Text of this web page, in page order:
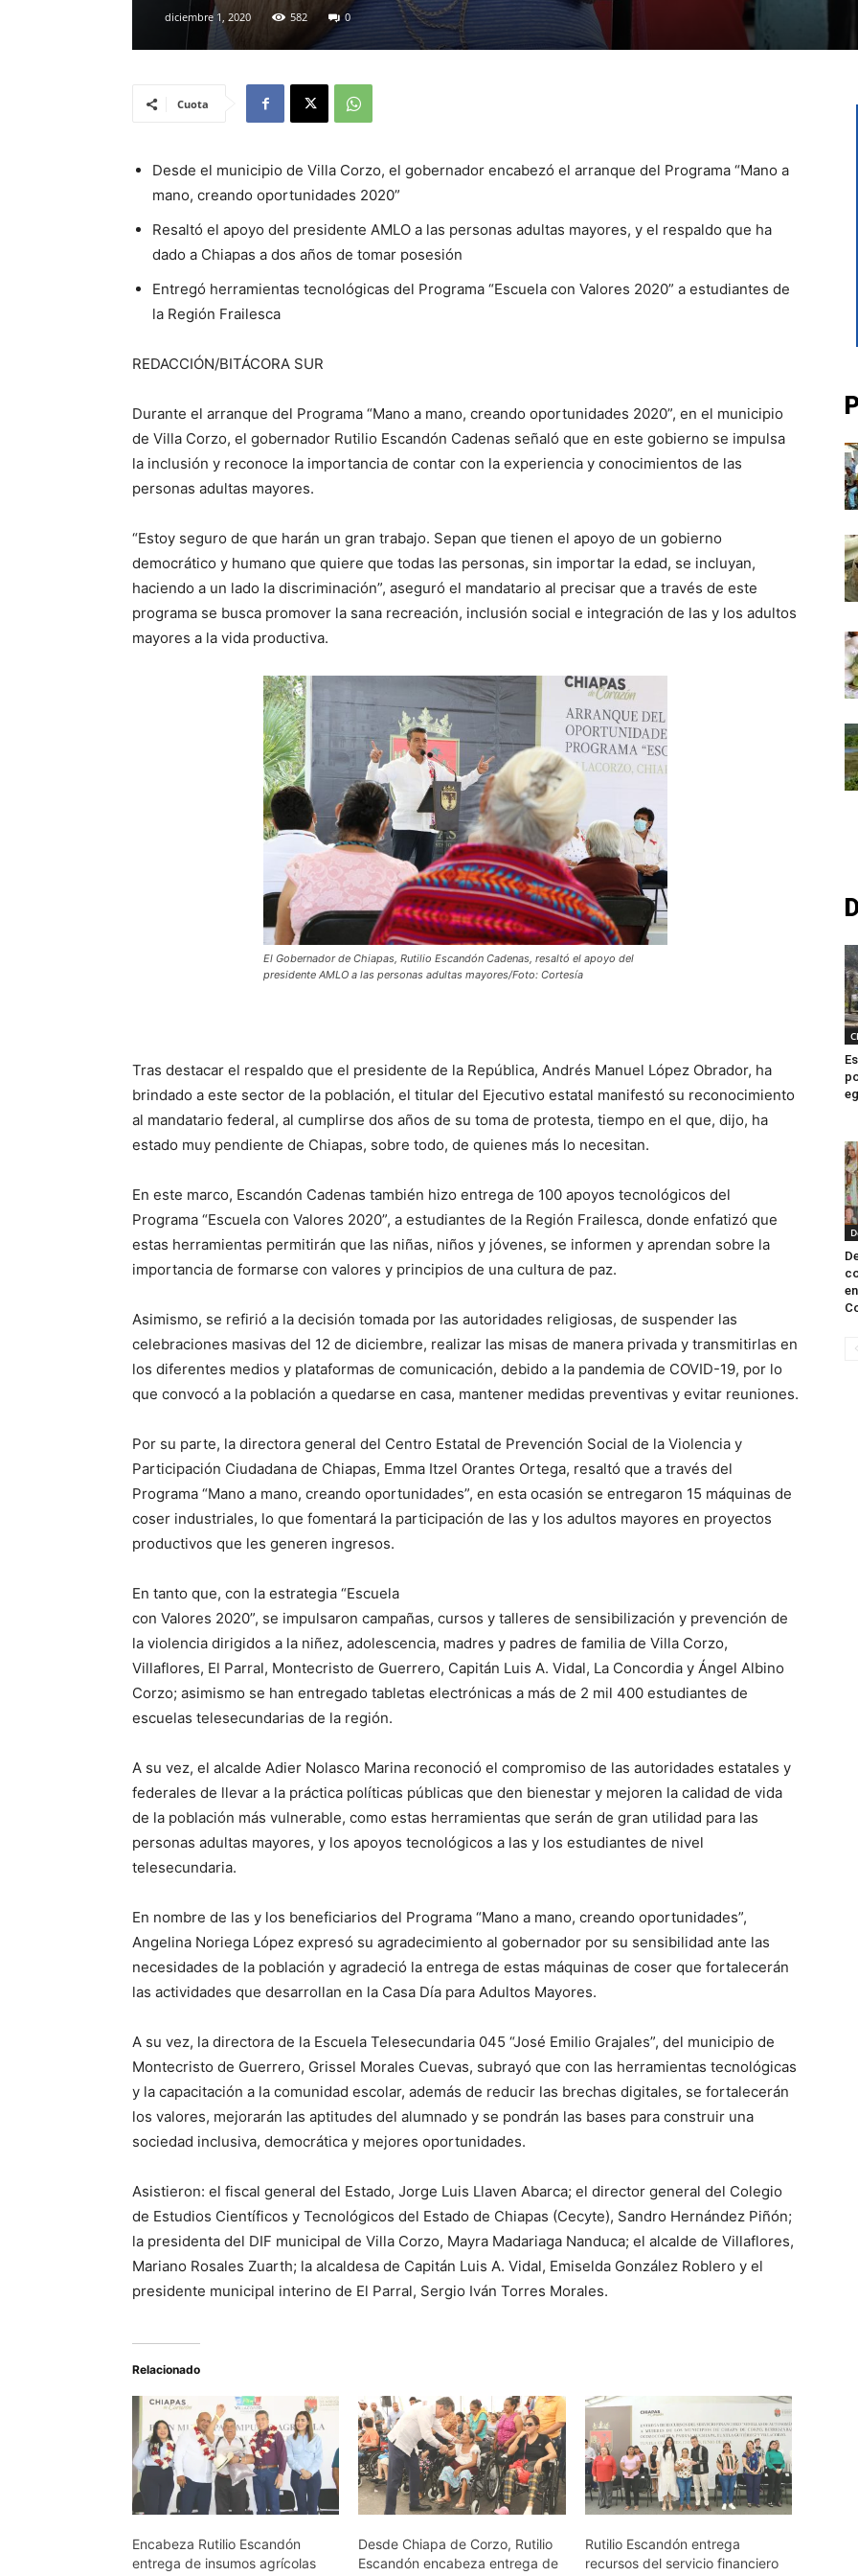
diciembre 1, 2020 582 0
Cuota
Desde el municipio de Villa Corzo, el gobernador encabezó el arranque del Programa “Mano a
mano, creando oportunidades 2020”
Resaltó el apoyo del presidente AMLO a las personas adultas mayores, y el respaldo que ha
dado a Chiapas a dos años de tomar posesión
Entregó herramientas tecnológicas del Programa “Escuela con Valores 2020” a estudiantes de
la Región Frailesca
REDACCIÓN/BITÁCORA SUR
Durante el arranque del Programa “Mano a mano, creando oportunidades 2020”, en el municipio
de Villa Corzo, el gobernador Rutilio Escandón Cadenas señaló que en este gobierno se impulsa
la inclusión y reconoce la importancia de contar con la experiencia y conocimientos de las
personas adultas mayores.
“Estoy seguro de que harán un gran trabajo. Sepan que tienen el apoyo de un gobierno
democrático y humano que quiere que todas las personas, sin importar la edad, se incluyan,
haciendo a un lado la discriminación”, aseguró el mandatario al precisar que a través de este
programa se busca promover la sana recreación, inclusión social e integración de las y los adultos
mayores a la vida productiva.
El Gobernador de Chiapas, Rutilio Escandón Cadenas, resaltó el apoyo del
presidente AMLO a las personas adultas mayores/Foto: Cortesía
Tras destacar el respaldo que el presidente de la República, Andrés Manuel López Obrador, ha
brindado a este sector de la población, el titular del Ejecutivo estatal manifestó su reconocimiento
al mandatario federal, al cumplirse dos años de su toma de protesta, tiempo en el que, dijo, ha
estado muy pendiente de Chiapas, sobre todo, de quienes más lo necesitan.
En este marco, Escandón Cadenas también hizo entrega de 100 apoyos tecnológicos del
Programa “Escuela con Valores 2020”, a estudiantes de la Región Frailesca, donde enfatizó que
estas herramientas permitirán que las niñas, niños y jóvenes, se informen y aprendan sobre la
importancia de formarse con valores y principios de una cultura de paz.
Asimismo, se refirió a la decisión tomada por las autoridades religiosas, de suspender las
celebraciones masivas del 12 de diciembre, realizar las misas de manera privada y transmitirlas en
los diferentes medios y plataformas de comunicación, debido a la pandemia de COVID-19, por lo
que convocó a la población a quedarse en casa, mantener medidas preventivas y evitar reuniones.
Por su parte, la directora general del Centro Estatal de Prevención Social de la Violencia y
Participación Ciudadana de Chiapas, Emma Itzel Orantes Ortega, resaltó que a través del
Programa “Mano a mano, creando oportunidades”, en esta ocasión se entregaron 15 máquinas de
coser industriales, lo que fomentará la participación de las y los adultos mayores en proyectos
productivos que les generen ingresos.
En tanto que, con la estrategia “Escuela
con Valores 2020”, se impulsaron campañas, cursos y talleres de sensibilización y prevención de
la violencia dirigidos a la niñez, adolescencia, madres y padres de familia de Villa Corzo,
Villaflores, El Parral, Montecristo de Guerrero, Capitán Luis A. Vidal, La Concordia y Ángel Albino
Corzo; asimismo se han entregado tabletas electrónicas a más de 2 mil 400 estudiantes de
escuelas telesecundarias de la región.
A su vez, el alcalde Adier Nolasco Marina reconoció el compromiso de las autoridades estatales y
federales de llevar a la práctica políticas públicas que den bienestar y mejoren la calidad de vida
de la población más vulnerable, como estas herramientas que serán de gran utilidad para las
personas adultas mayores, y los apoyos tecnológicos a las y los estudiantes de nivel
telesecundaria.
En nombre de las y los beneficiarios del Programa “Mano a mano, creando oportunidades”,
Angelina Noriega López expresó su agradecimiento al gobernador por su sensibilidad ante las
necesidades de la población y agradeció la entrega de estas máquinas de coser que fortalecerán
las actividades que desarrollan en la Casa Día para Adultos Mayores.
A su vez, la directora de la Escuela Telesecundaria 045 “José Emilio Grajales”, del municipio de
Montecristo de Guerrero, Grissel Morales Cuevas, subrayó que con las herramientas tecnológicas
y la capacitación a la comunidad escolar, además de reducir las brechas digitales, se fortalecerán
los valores, mejorarán las aptitudes del alumnado y se pondrán las bases para construir una
sociedad inclusiva, democrática y mejores oportunidades.
Asistieron: el fiscal general del Estado, Jorge Luis Llaven Abarca; el director general del Colegio
de Estudios Científicos y Tecnológicos del Estado de Chiapas (Cecyte), Sandro Hernández Piñón;
la presidenta del DIF municipal de Villa Corzo, Mayra Madariaga Nanduca; el alcalde de Villaflores,
Mariano Rosales Zuarth; la alcaldesa de Capitán Luis A. Vidal, Emiselda González Roblero y el
presidente municipal interino de El Parral, Sergio Iván Torres Morales.
Relacionado
Encabeza Rutilio Escandón
entrega de insumos agrícolas
Desde Chiapa de Corzo, Rutilio
Escandón encabeza entrega de
Rutilio Escandón entrega
recursos del servicio financiero